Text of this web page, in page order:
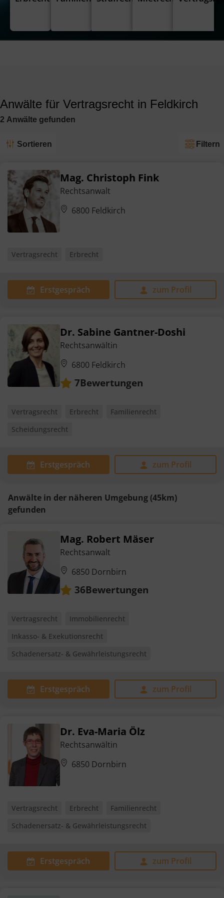
Anwälte für Vertragsrecht in Feldkirch
2 Anwälte gefunden
Sortieren Filtern
Mag. Christoph Fink
Rechtsanwalt
6800 Feldkirch
Vertragsrecht Erbrecht
Erstgespräch zum Profil
Dr. Sabine Gantner-Doshi
Rechtsanwältin
6800 Feldkirch
7Bewertungen
Vertragsrecht Erbrecht
Familienrecht
Scheidungsrecht
Erstgespräch zum Profil
Anwälte in der näheren Umgebung (45km)
gefunden
Mag. Robert Mäser
Rechtsanwalt
6850 Dornbirn
36Bewertungen
Vertragsrecht
Immobilienrecht
Inkasso- & Exekutionsrecht
Schadenersatz- & Gewährleistungsrecht
Erstgespräch zum Profil
Dr. Eva-Maria Ölz
Rechtsanwältin
6850 Dornbirn
Vertragsrecht Erbrecht
Familienrecht
Schadenersatz- & Gewährleistungsrecht
Erstgespräch zum Profil